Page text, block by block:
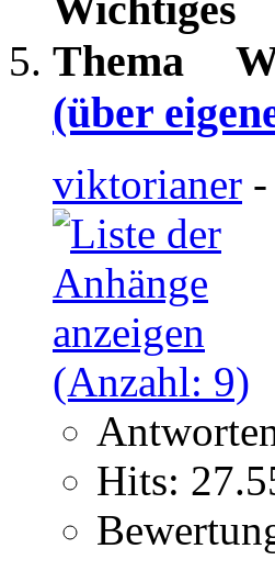
(über
viktorianer
Hits: